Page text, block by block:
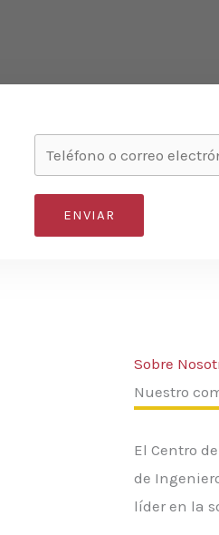
ENVIAR
Sobre
Nuestro
El Centro
de
líder en la